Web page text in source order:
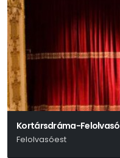
Kortársdráma-
Felolvasóest